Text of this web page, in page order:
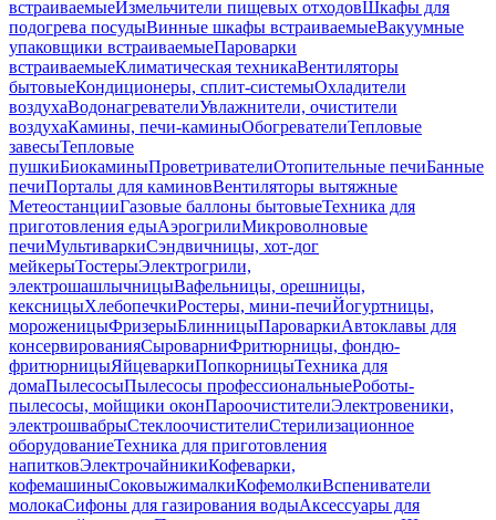
встраиваемыеИзмельчители пищевых отходовШкафы для
подогрева посудыВинные шкафы встраиваемыеВакуумные
упаковщики встраиваемыеПароварки
встраиваемыеКлиматическая техникаВентиляторы
бытовыеКондиционеры, сплит-системыОхладители
воздухаВодонагревателиУвлажнители, очистители
воздухаКамины, печи-каминыОбогревателиТепловые
завесыТепловые
пушкиБиокаминыПроветривателиОтопительные печиБанные
печиПорталы для каминовВентиляторы вытяжные
МетеостанцииГазовые баллоны бытовыеТехника для
приготовления едыАэрогрилиМикроволновые
печиМультиваркиСэндвичницы, хот-дог
мейкерыТостерыЭлектрогрили,
электрошашлычницыВафельницы, орешницы,
кексницыХлебопечкиРостеры, мини-печиЙогуртницы,
мороженицыФризерыБлинницыПароваркиАвтоклавы для
консервированияСыроварниФритюрницы, фондю-
фритюрницыЯйцеваркиПопкорницыТехника для
домаПылесосыПылесосы профессиональныеРоботы-
пылесосы, мойщики оконПароочистителиЭлектровеники,
электрошвабрыСтеклоочистителиСтерилизационное
оборудованиеТехника для приготовления
напитковЭлектрочайникиКофеварки,
кофемашиныСоковыжималкиКофемолкиВспениватели
молокаСифоны для газирования водыАксессуары для